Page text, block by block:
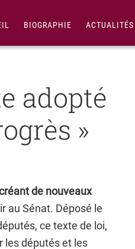
BIOGRAPHIE ACTUALITÉS
adopté
»
de nouveaux
au Sénat. Déposé le
ce texte de loi,
les députés et les